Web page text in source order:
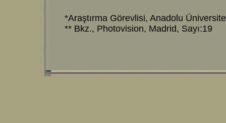
*Araştırma Görevlisi, Anadolu
** Bkz., Photovision, Madrid, Sayı:19